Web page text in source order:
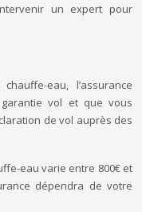
un expert pour
eau, l’assurance
vol et que vous
de vol auprès des
eau varie entre 800€ et
dépendra de votre